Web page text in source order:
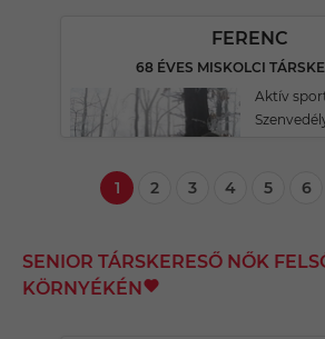
FERENC
68 ÉVES MISKOLCI
Aktív
1 2 3 4 5 6
SENIOR TÁRSKERESŐ NŐK
KÖRNYÉKÉN